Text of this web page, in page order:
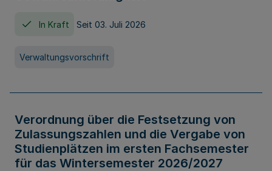
In Kraft Seit 03. Juli 2026
Verwaltungsvorschrift
Verordnung über die Festsetzung von
Zulassungszahlen und die Vergabe von
Studienplätzen im ersten Fachsemester
für das Wintersemester 2026/2027